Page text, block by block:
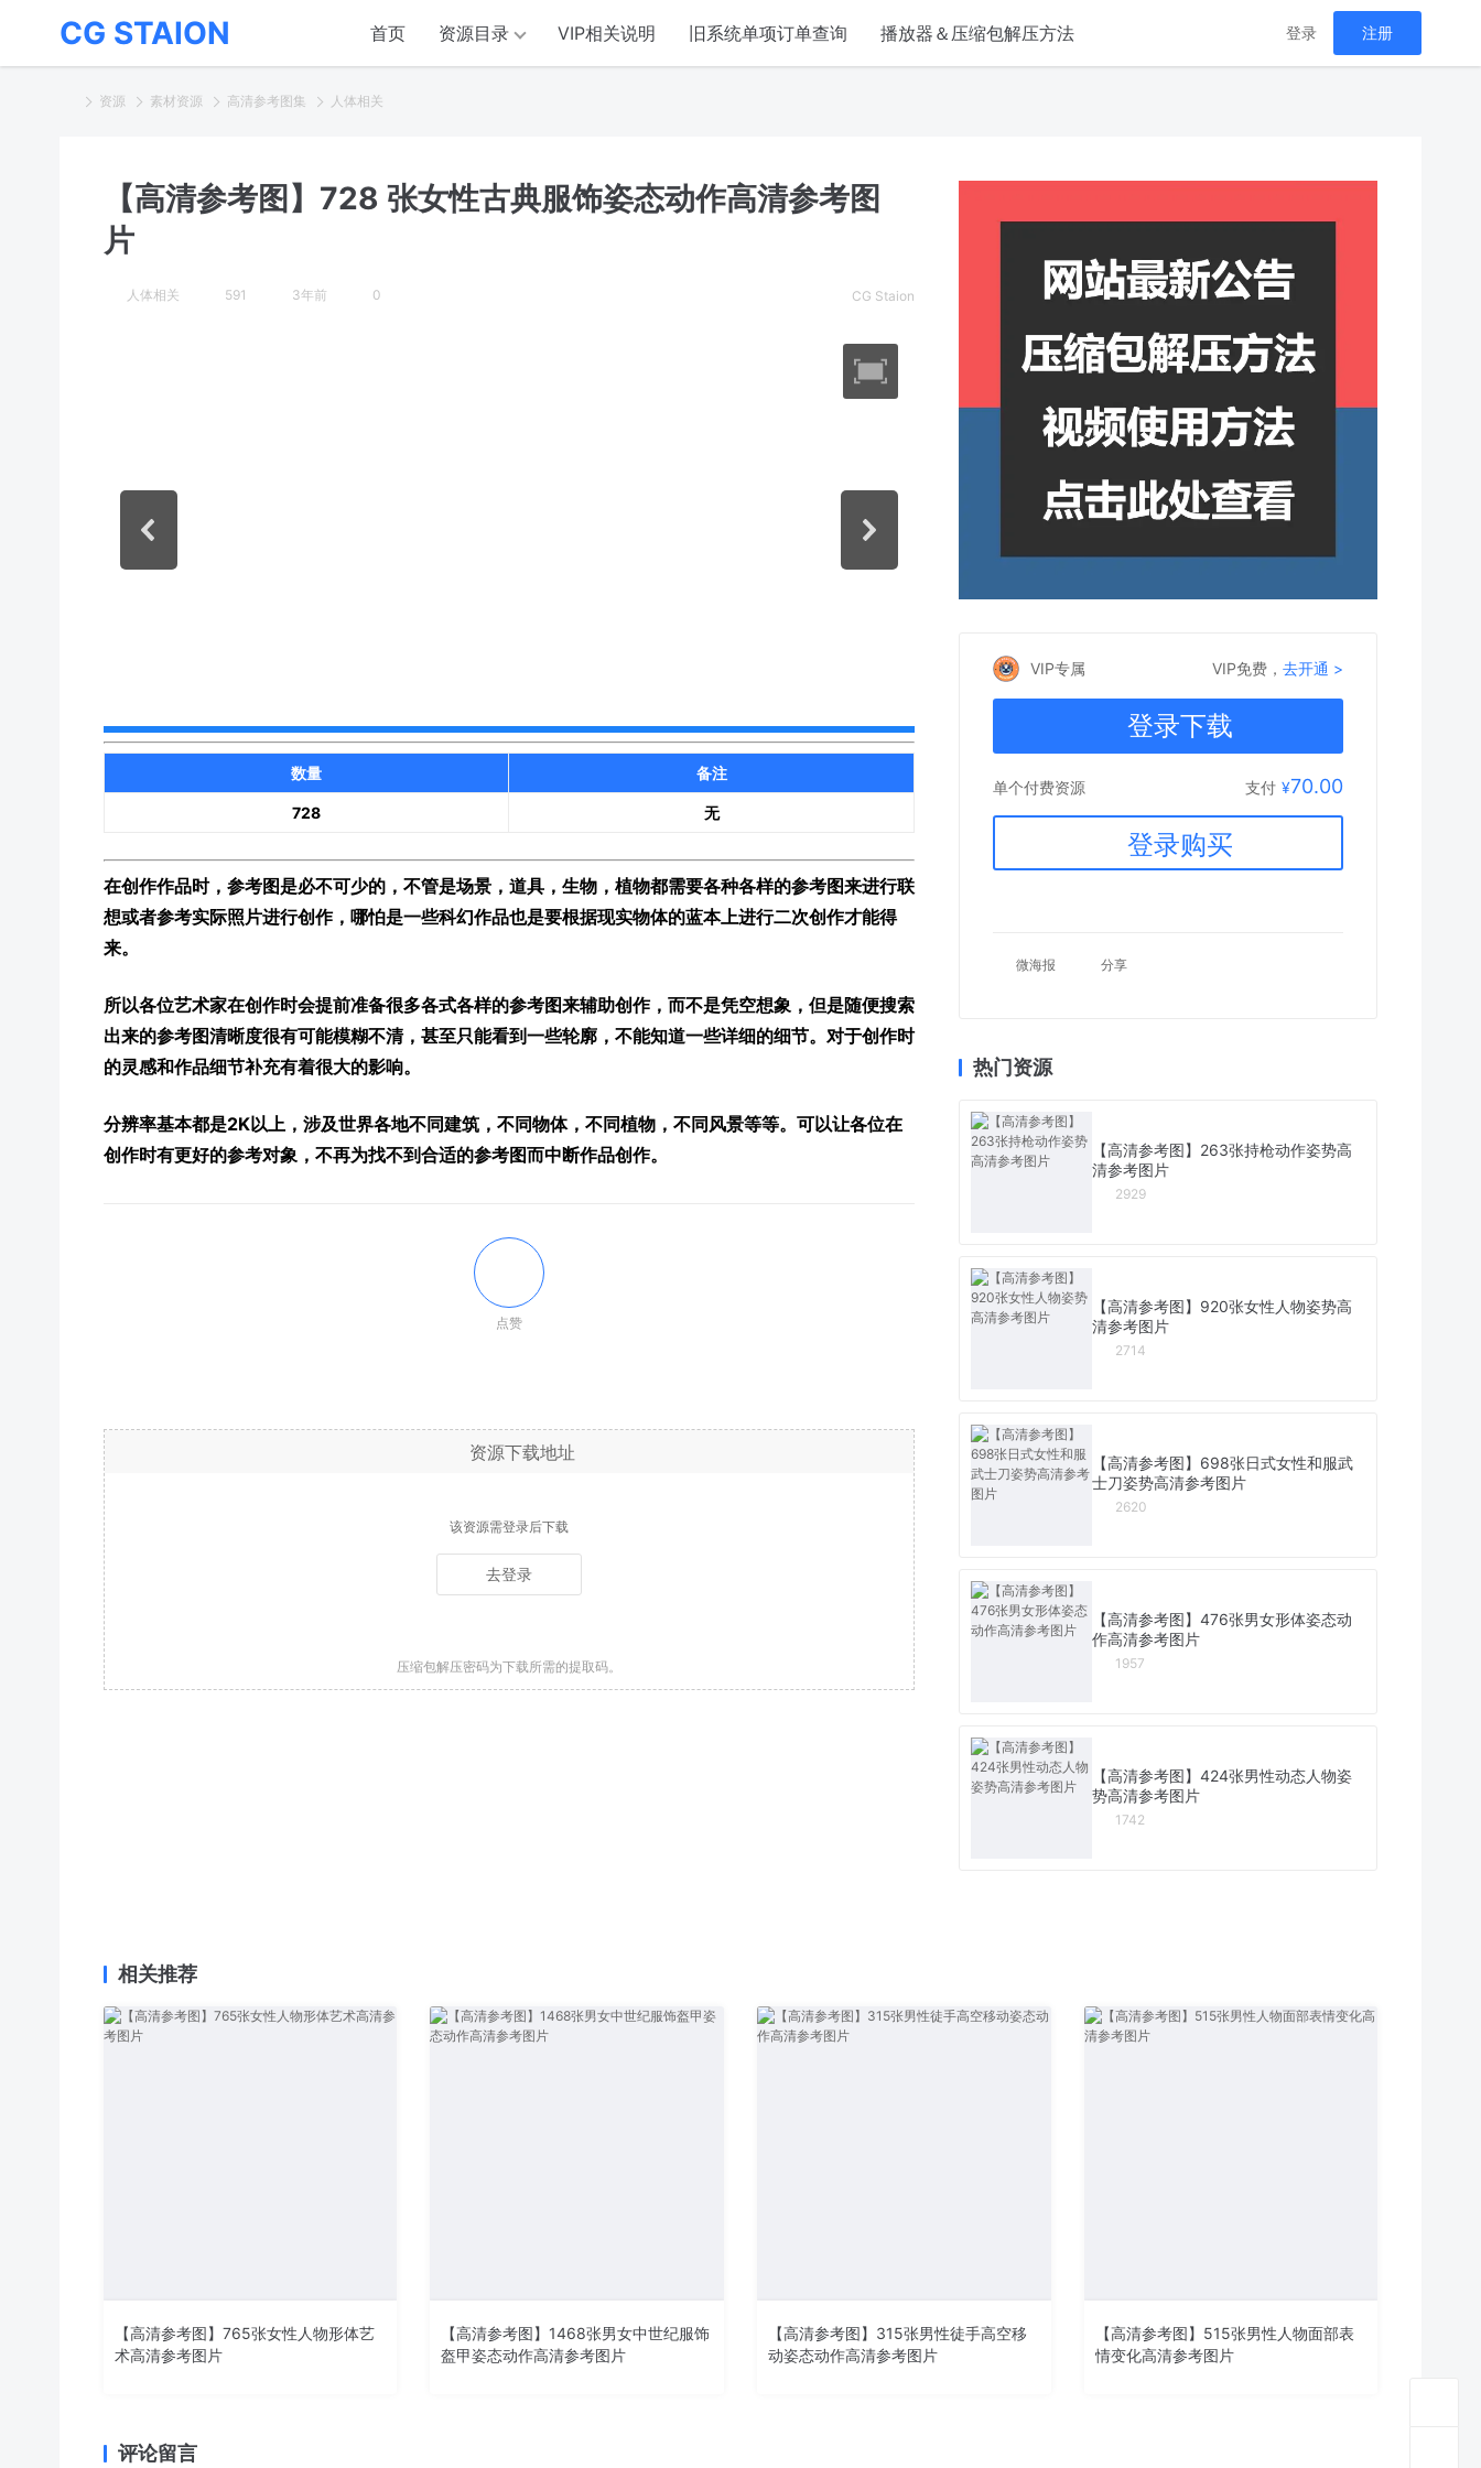
CG STAION 首页 资源目录 VIP相关说明 旧系统单项订单查询 播放器＆压缩包解压方法 登录 注册
资源 素材资源 高清参考图集 人体相关
【高清参考图】728 张女性古典服饰姿态动作高清参考图
片
人体相关 591 3年前 0 CG Staion
数量 备注
728 无
在创作作品时，参考图是必不可少的，不管是场景，道具，生物，植物都需要各种各样的参考图来进行联
想或者参考实际照片进行创作，哪怕是一些科幻作品也是要根据现实物体的蓝本上进行二次创作才能得
来。
所以各位艺术家在创作时会提前准备很多各式各样的参考图来辅助创作，而不是凭空想象，但是随便搜索
出来的参考图清晰度很有可能模糊不清，甚至只能看到一些轮廓，不能知道一些详细的细节。对于创作时
的灵感和作品细节补充有着很大的影响。
分辨率基本都是2K以上，涉及世界各地不同建筑，不同物体，不同植物，不同风景等等。可以让各位在
创作时有更好的参考对象，不再为找不到合适的参考图而中断作品创作。
点赞
资源下载地址
该资源需登录后下载
去登录
压缩包解压密码为下载所需的提取码。
VIP专属 VIP免费，去开通 >
登录下载
单个付费资源 支付 ¥70.00
登录购买
微海报 分享
热门资源
【高清参考图】263张持枪动作姿势高
清参考图片
2929
【高清参考图】920张女性人物姿势高
清参考图片
2714
【高清参考图】698张日式女性和服武
士刀姿势高清参考图片
2620
【高清参考图】476张男女形体姿态动
作高清参考图片
1957
【高清参考图】424张男性动态人物姿
势高清参考图片
1742
相关推荐
【高清参考图】765张女性人物形体艺
术高清参考图片
【高清参考图】1468张男女中世纪服饰
盔甲姿态动作高清参考图片
【高清参考图】315张男性徒手高空移
动姿态动作高清参考图片
【高清参考图】515张男性人物面部表
情变化高清参考图片
评论留言